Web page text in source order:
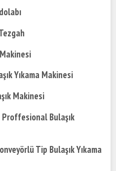
Yıkama Makinesi
Makinesi
Bulaşık
Tip Bulaşık Yıkama